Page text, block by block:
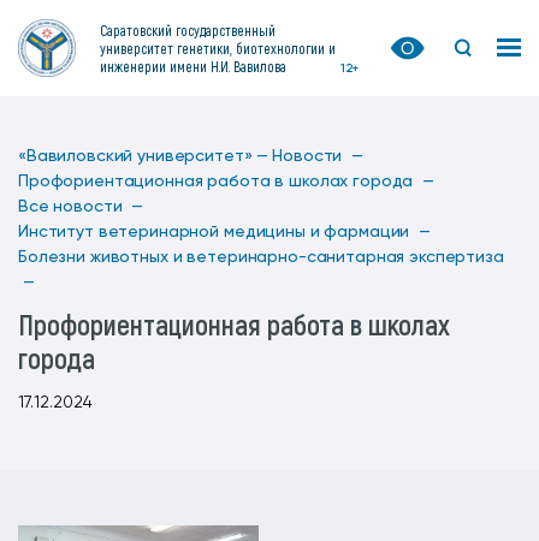
Саратовский государственный
университет генетики, биотехнологии и
инженерии имени Н.И. Вавилова
12+
«Вавиловский университет» — Новости —
Профориентационная работа в школах города —
Все новости —
Институт ветеринарной медицины и фармации —
Болезни животных и ветеринарно-санитарная экспертиза
—
Профориентационная работа в школах
города
17.12.2024